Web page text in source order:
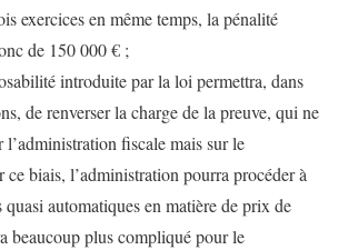
exercices en même temps, la pénalité
de 150 000 € ;
introduite par la loi permettra, dans
de renverser la charge de la preuve, qui ne
l’administration fiscale mais sur le
ce biais, l’administration pourra procéder à
automatiques en matière de prix de
beaucoup plus compliqué pour le